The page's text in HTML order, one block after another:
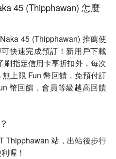
45 (Thipphawan) 怎麼
45 (Thipphawan) 推薦使
快速完成預訂！新用戶下載
刷指定信用卡享折扣外，每次
上限 Fun 幣回饋，免預付訂
幣回饋，會員等級越高回饋
Thipphawan 站，出站後步行
喔！